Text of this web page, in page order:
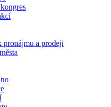
pronájmu a prodeji